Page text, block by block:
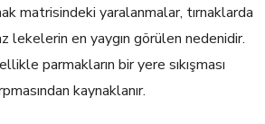
matrisindeki yaralanmalar, tırnaklarda
lekelerin en yaygın görülen nedenidir.
parmakların bir yere sıkışması
kaynaklanır.